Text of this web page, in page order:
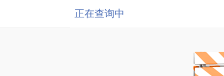
正在查询中